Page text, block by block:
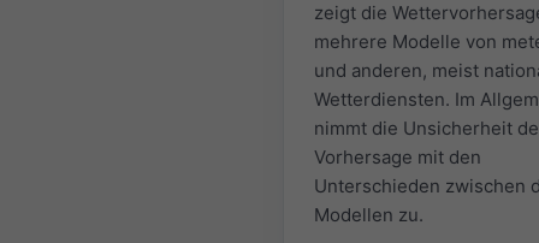
zeigt die
mehrere Modelle von
und anderen, meist
Wetterdiensten. Im
nimmt die Unsicherheit
Vorhersage mit den
Unterschieden zwischen
Modellen zu.